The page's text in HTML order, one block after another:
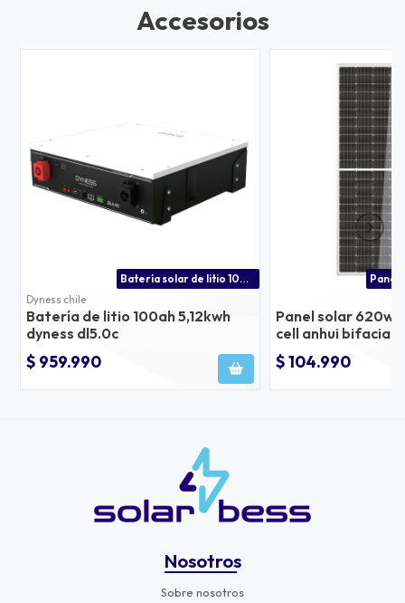
Accesorios
Batería solar de litio 100ah para inversores victron energy, growatt, voltronic, solis y +
Dyness chile
Batería de litio 100ah 5,12kwh
dyness dl5.0c
$ 959.990
Panel solar 620w
cell anhui bifacial
$ 104.990
Nosotros
Sobre nosotros